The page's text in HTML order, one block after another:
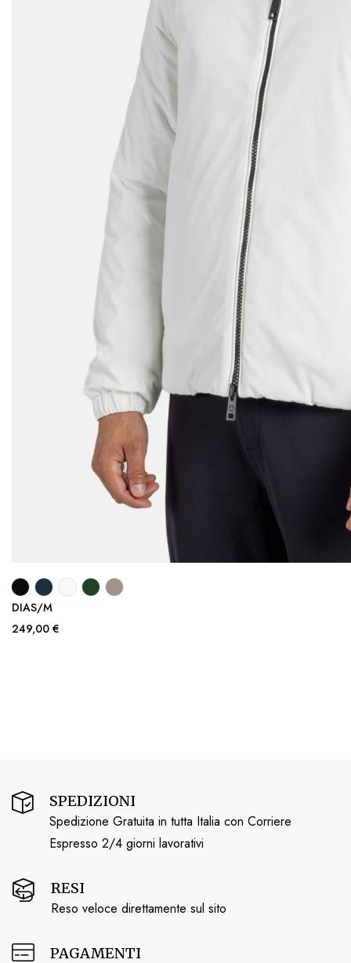
DIAS/M
249,00 €
SPEDIZIONI
Spedizione Gratuita in tutta Italia con Corriere
Espresso 2/4 giorni lavorativi
RESI
Reso veloce direttamente sul sito
PAGAMENTI